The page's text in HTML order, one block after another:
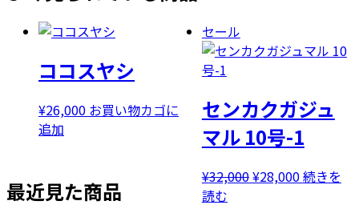
ココスヤシ
¥26,000 お買い物カゴに
追加
セール
センカクガジュ
マル 10号-1
¥32,000元
¥28,000現
続きを
読む
最近見た商品